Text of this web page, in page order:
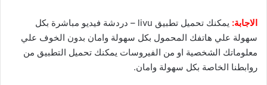
الاجابة:
يمكنك تحميل تطبيق livu – دردشة فيديو مباشرة بكل
سهولة علي هاتفك المحمول بكل سهولة وامان بدون الخوف علي
معلوماتك الشخصية او من الفيروسات يمكنك تحميل التطبيق من
روابطنا الخاصة بكل سهولة وامان.